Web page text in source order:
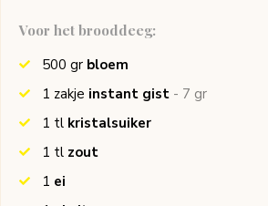
Voor het brooddeeg:
500 gr bloem
1 zakje instant gist - 7 gr
1 tl kristalsuiker
1 tl zout
1 ei